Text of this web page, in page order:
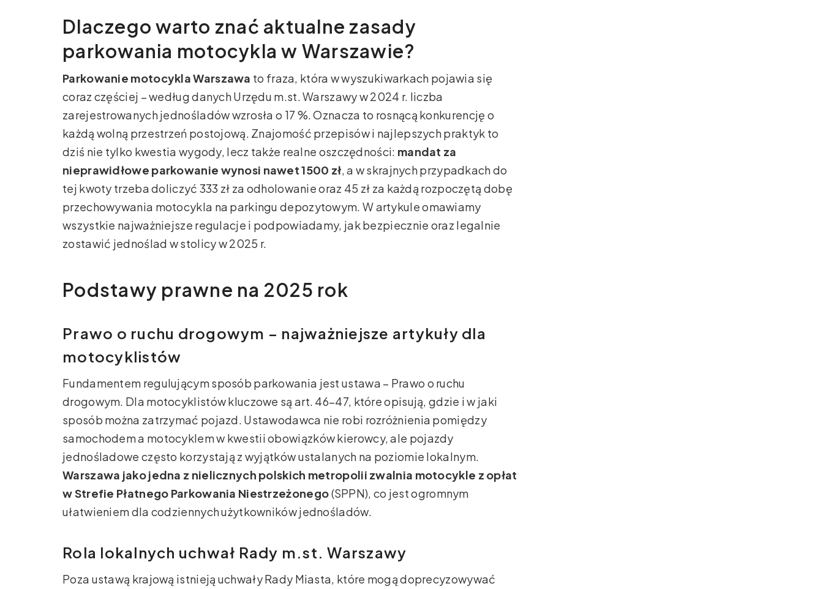
Dlaczego warto znać aktualne zasady
parkowania motocykla w Warszawie?
Parkowanie motocykla Warszawa to fraza, która w wyszukiwarkach pojawia się
coraz częściej – według danych Urzędu m.st. Warszawy w 2024 r. liczba
zarejestrowanych jednośladów wzrosła o 17 %. Oznacza to rosnącą konkurencję o
każdą wolną przestrzeń postojową. Znajomość przepisów i najlepszych praktyk to
dziś nie tylko kwestia wygody, lecz także realne oszczędności: mandat za
nieprawidłowe parkowanie wynosi nawet 1500 zł, a w skrajnych przypadkach do
tej kwoty trzeba doliczyć 333 zł za odholowanie oraz 45 zł za każdą rozpoczętą dobę
przechowywania motocykla na parkingu depozytowym. W artykule omawiamy
wszystkie najważniejsze regulacje i podpowiadamy, jak bezpiecznie oraz legalnie
zostawić jednoślad w stolicy w 2025 r.
Podstawy prawne na 2025 rok
Prawo o ruchu drogowym – najważniejsze artykuły dla
motocyklistów
Fundamentem regulującym sposób parkowania jest ustawa – Prawo o ruchu
drogowym. Dla motocyklistów kluczowe są art. 46–47, które opisują, gdzie i w jaki
sposób można zatrzymać pojazd. Ustawodawca nie robi rozróżnienia pomiędzy
samochodem a motocyklem w kwestii obowiązków kierowcy, ale pojazdy
jednośladowe często korzystają z wyjątków ustalanych na poziomie lokalnym.
Warszawa jako jedna z nielicznych polskich metropolii zwalnia motocykle z opłat
w Strefie Płatnego Parkowania Niestrzeżonego(SPPN), co jest ogromnym
ułatwieniem dla codziennych użytkowników jednośladów.
Rola lokalnych uchwał Rady m.st. Warszawy
Poza ustawą krajową istnieją uchwały Rady Miasta, które mogą doprecyzowywać